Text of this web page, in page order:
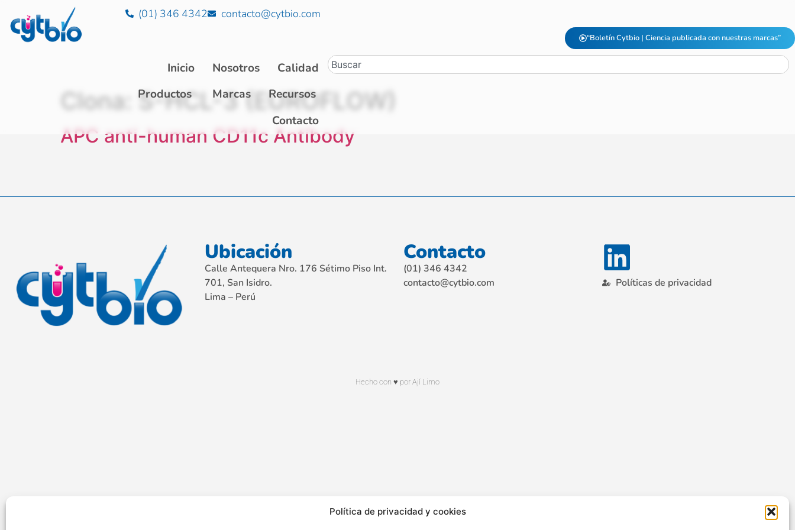
Política de privacidad y cookies
(01) 346 4342 contacto@cytbio.com
“Boletín Cytbio | Ciencia publicada con nuestras marcas”
Inicio Nosotros
Calidad
Productos
Marcas
Recursos
Contacto
Clona: S-HCL-3 (EUROFLOW)
APC anti-human CD11c Antibody
Ubicación
Calle Antequera Nro. 176 Sétimo Piso Int.
701, San Isidro.
Lima – Perú
Contacto
(01) 346 4342
contacto@cytbio.com
Políticas de privacidad
Hecho con ♥ por Ají Limo